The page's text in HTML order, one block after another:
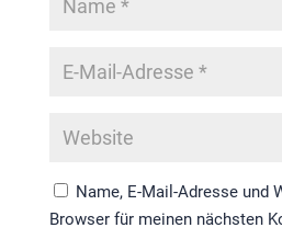
Name, E-Mail-Adresse und
Browser für meinen nächsten